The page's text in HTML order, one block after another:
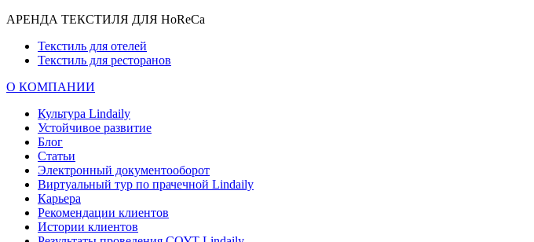
АРЕНДА ТЕКСТИЛЯ ДЛЯ HoReCa
Текстиль для отелей
Текстиль для ресторанов
О КОМПАНИИ
Культура Lindaily
Устойчивое развитие
Блог
Статьи
Электронный документооборот
Виртуальный тур по прачечной Lindaily
Карьера
Рекомендации клиентов
Истории клиентов